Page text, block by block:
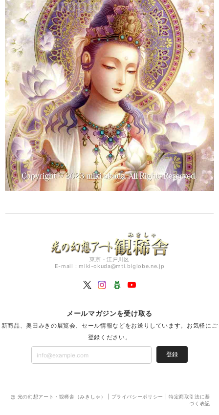
東京・江戸川区
E-mail： miki-okuda@mti.biglobe.ne.jp
メールマガジンを受け取る
新商品、奥田みきの展覧会、セール情報などをお送りしています。お気軽にご
登録ください。
登録
光の幻想アート・観稀舎（みきしゃ） | プライバシーポリシー
特定商取引法に基
づく表記